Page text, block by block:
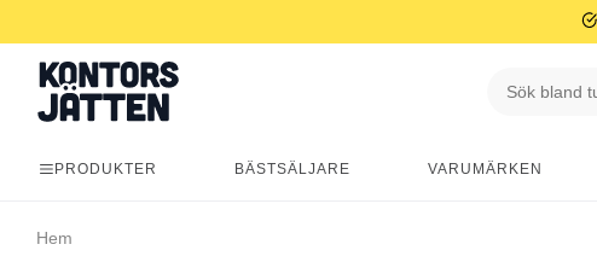
PRODUKTER BÄSTSÄLJARE VARUMÄRKEN
Hem